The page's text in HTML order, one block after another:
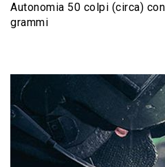
Autonomia 50 colpi (circa)
grammi